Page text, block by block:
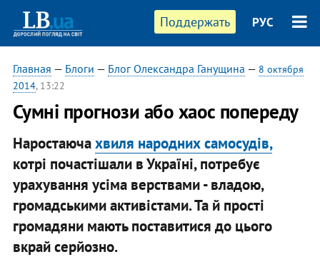
Поддержать РУС
Главная — Блоги — Блог Олександра Ганущина — 8 октября
2014, 13:22
Сумні прогнози або хаос попереду
Наростаючахвиля народних самосудів,
котрі почастішали в Україні, потребує
урахування усіма верствами - владою,
громадськими активістами. Та й прості
громадяни мають поставитися до цього
вкрай серйозно.